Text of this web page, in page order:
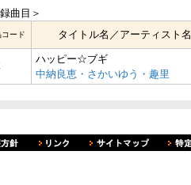
曲目＞
ード タイトル名／アーティスト名
ハッピー☆ブギ
中納良恵・さかいゆう・趣里